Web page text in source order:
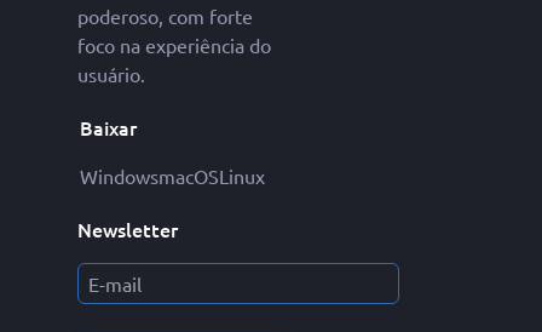
poderoso, com forte
foco na experiência do
usuário.
Baixar
WindowsmacOSLinux
Newsletter